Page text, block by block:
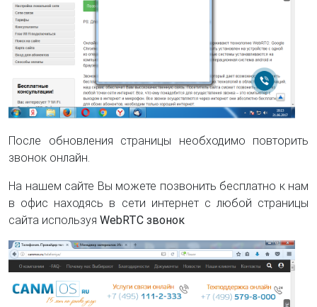
После обновления страницы необходимо повторить
звонок онлайн.
На нашем сайте Вы можете позвонить бесплатно к нам
в офис находясь в сети интернет с любой страницы
сайта используя WebRTC звонок